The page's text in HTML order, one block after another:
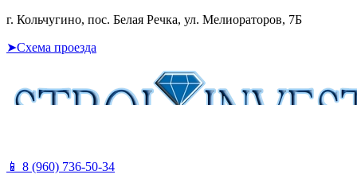
г. Кольчугино, пос. Белая Речка, ул. Мелиораторов, 7Б
➤Схема проезда
📱 8 (960) 736-50-34